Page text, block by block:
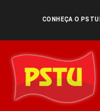
conteúdo
CONHEÇA O PSTU